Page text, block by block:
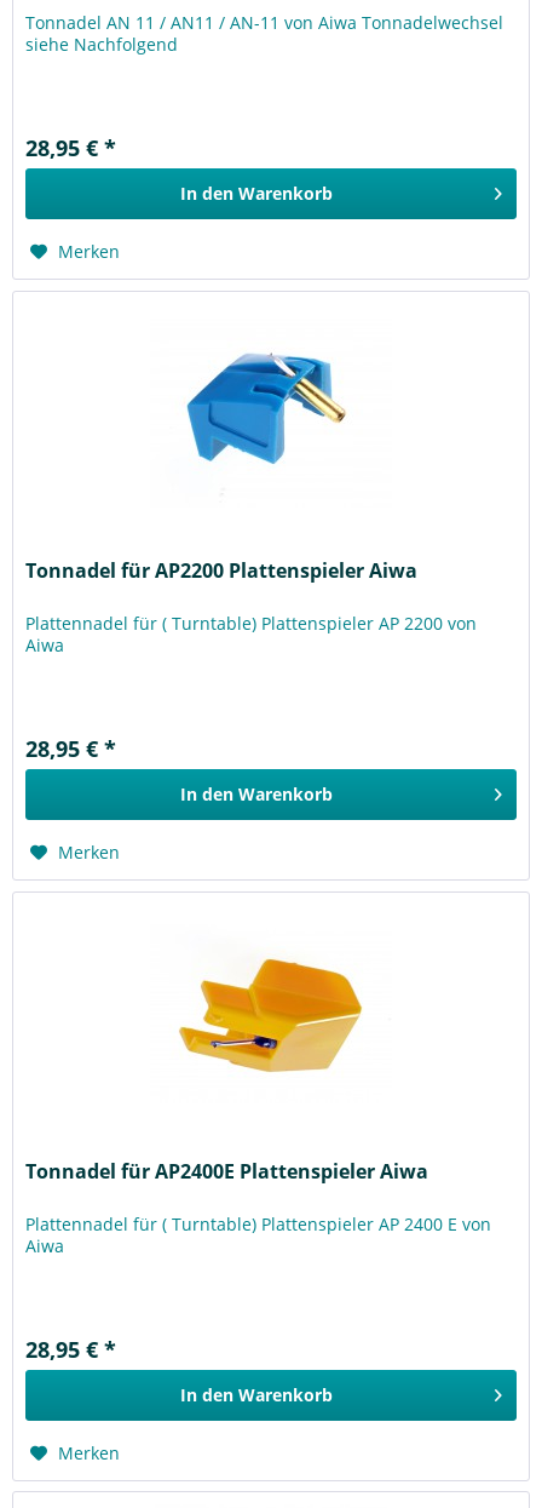
Tonnadel AN 11 / AN11 / AN-11 von Aiwa Tonnadelwechsel
siehe Nachfolgend
28,95 € *
In den Warenkorb
Merken
Tonnadel für AP2200 Plattenspieler Aiwa
Plattennadel für ( Turntable) Plattenspieler AP 2200 von
Aiwa
28,95 € *
In den Warenkorb
Merken
Tonnadel für AP2400E Plattenspieler Aiwa
Plattennadel für ( Turntable) Plattenspieler AP 2400 E von
Aiwa
28,95 € *
In den Warenkorb
Merken